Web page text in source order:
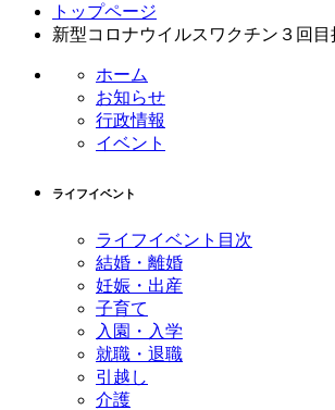
トップページ
新型コロナウイルスワクチン３回
ホーム
お知らせ
行政情報
イベント
ライフイベント
ライフイベント目次
結婚・離婚
妊娠・出産
子育て
入園・入学
就職・退職
引越し
介護